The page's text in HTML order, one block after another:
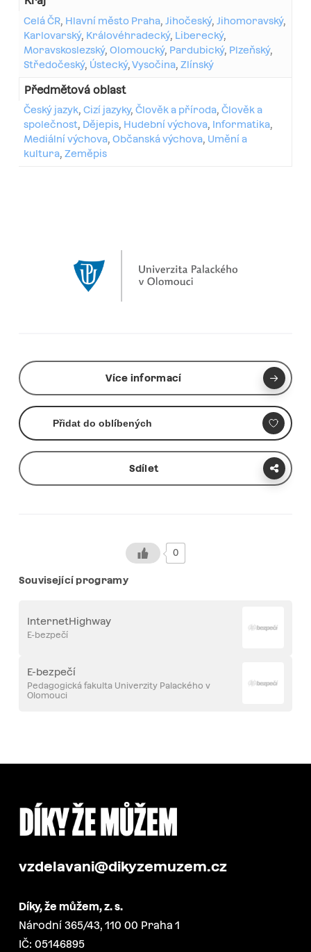
Celá ČR, Hlavní město Praha, Jihočeský, Jihomoravský,
Karlovarský, Královéhradecký, Liberecký,
Moravskoslezský, Olomoucký, Pardubický, Plzeňský,
Středočeský, Ústecký, Vysočina, Zlínský
Předmětová oblast
Český jazyk, Cizí jazyky, Člověk a příroda, Člověk a
společnost, Dějepis, Hudební výchova, Informatika,
Mediální výchova, Občanská výchova, Umění a
kultura, Zeměpis
Více informací
Přidat do oblíbených
Sdílet
0
Související programy
InternetHighway
E-bezpečí
E-bezpečí
Pedagogická fakulta Univerzity Palackého v
Olomouci
vzdelavani@dikyzemuzem.cz
Díky, že můžem, z. s.
Národní 365/43, 110 00 Praha 1
IČ: 05146895